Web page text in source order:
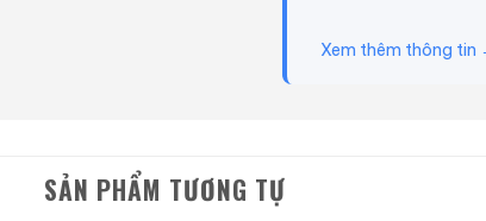
Xem thêm thông tin
SẢN PHẨM TƯƠNG TỰ